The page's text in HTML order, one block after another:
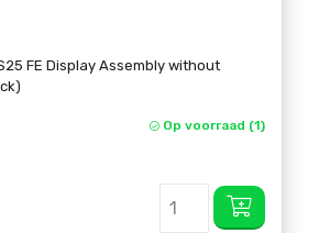
FE Display Assembly without
Op voorraad (1)